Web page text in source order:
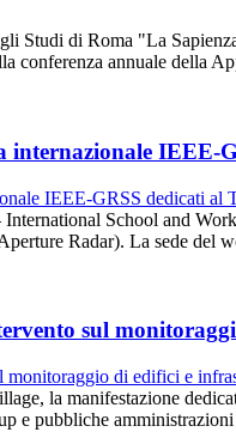
Studi di Roma "La
conferenza annuale della
School and
Radar). La sede
sul
la manifestazione
e pubbliche